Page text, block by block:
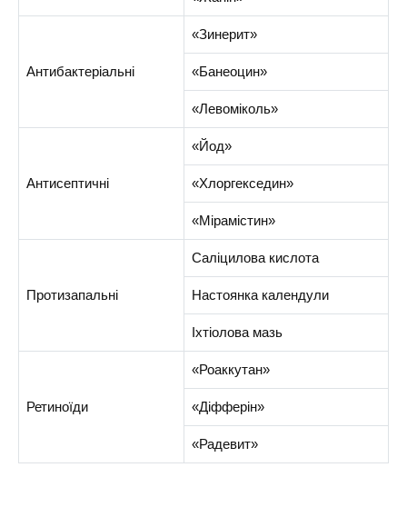
Антибактеріальні
«Зинерит»
«Банеоцин»
«Левоміколь»
Антисептичні
«Йод»
«Хлоргекседин»
«Мірамістин»
Протизапальні
Саліцилова кислота
Настоянка календули
Іхтіолова мазь
Ретиноїди
«Роаккутан»
«Діфферін»
«Радевит»